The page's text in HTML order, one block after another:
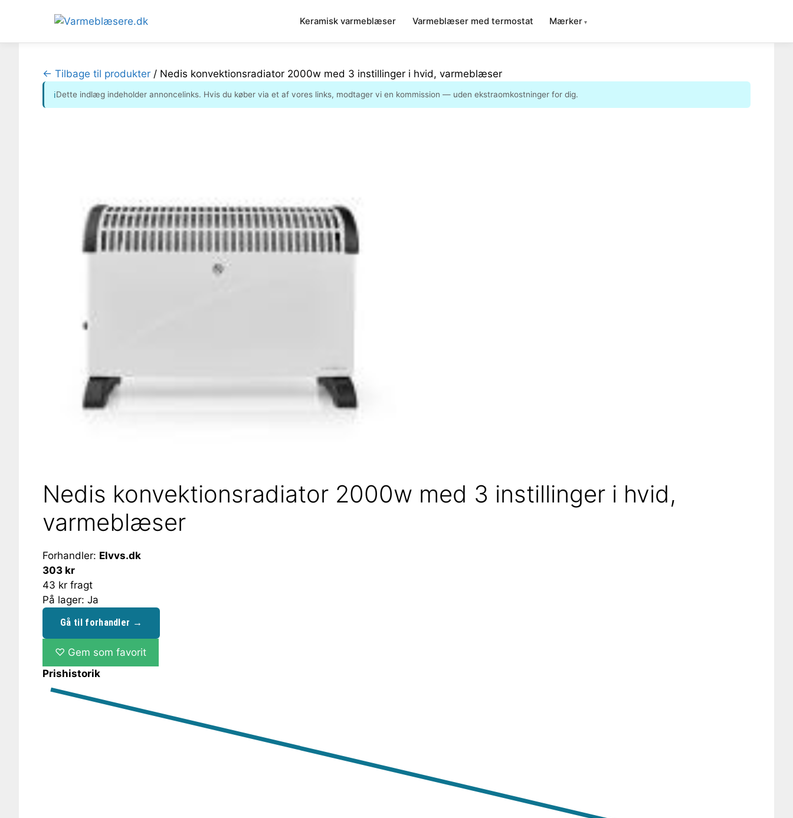
Keramisk varmeblæser Varmeblæser med termostat Mærker
← Tilbage til produkter / Nedis konvektionsradiator 2000w med 3 instillinger i hvid, varmeblæser
ℹDette indlæg indeholder annoncelinks. Hvis du køber via et af vores links, modtager vi en kommission — uden ekstraomkostninger for dig.
Nedis konvektionsradiator 2000w med 3 instillinger i hvid,
varmeblæser
Forhandler: Elvvs.dk
303 kr
43 kr fragt
På lager: Ja
Gå til forhandler →
♡ Gem som favorit
Prishistorik